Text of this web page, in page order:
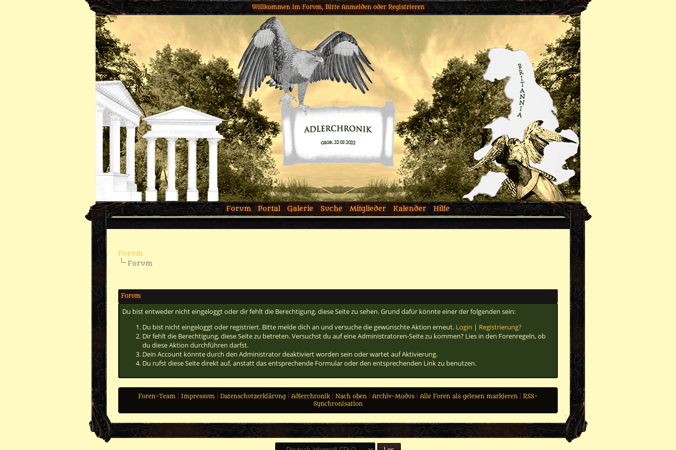
Willkommen im Forum, Bitte Anmeldenoder Registrieren
Forum Portal Galerie Suche Mitglieder Kalender Hilfe
Forum
Forum
Forum
Du bist entweder nicht eingeloggt oder dir fehlt die Berechtigung, diese Seite zu sehen. Grund dafür könnte einer der folgenden sein:
Du bist nicht eingeloggt oder registriert. Bitte melde dich an und versuche die gewünschte Aktion erneut. Login | Registrierung?
Dir fehlt die Berechtigung, diese Seite zu betreten. Versuchst du auf eine Administratoren-Seite zu kommen? Lies in den Forenregeln, ob
du diese Aktion durchführen darfst.
Dein Account könnte durch den Administrator deaktiviert worden sein oder wartet auf Aktivierung.
Du rufst diese Seite direkt auf, anstatt das entsprechende Formular oder den entsprechenden Link zu benutzen.
Foren-Team Impressum Datenschutzerklärung Adlerchronik| Nach oben Archiv-Modus Alle Foren als gelesen markieren
RSS-
Synchronisation